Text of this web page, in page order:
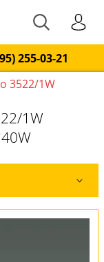
255-03-21
3522/1W
1W